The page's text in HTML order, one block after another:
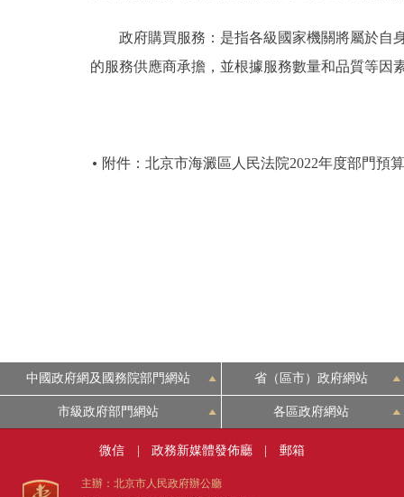
政府購買服務：是指各級國家機關將屬於自身
的服務供應商承擔，並根據服務數量和品質等因
附件：北京市海澱區人民法院2022年度部門預
中國政府網及國務院部門網站 省（區市）政府網站
市級政府部門網站 各區政府網站
微信 政務新媒體發佈廳 郵箱
主辦：北京市人民政府辦公廳